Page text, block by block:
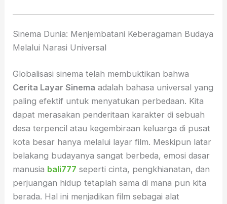
Sinema Dunia: Menjembatani Keberagaman Budaya
Melalui Narasi Universal
Globalisasi sinema telah membuktikan bahwa
Cerita Layar Sinema adalah bahasa universal yang
paling efektif untuk menyatukan perbedaan. Kita
dapat merasakan penderitaan karakter di sebuah
desa terpencil atau kegembiraan keluarga di pusat
kota besar hanya melalui layar film. Meskipun latar
belakang budayanya sangat berbeda, emosi dasar
manusia bali777 seperti cinta, pengkhianatan, dan
perjuangan hidup tetaplah sama di mana pun kita
berada. Hal ini menjadikan film sebagai alat